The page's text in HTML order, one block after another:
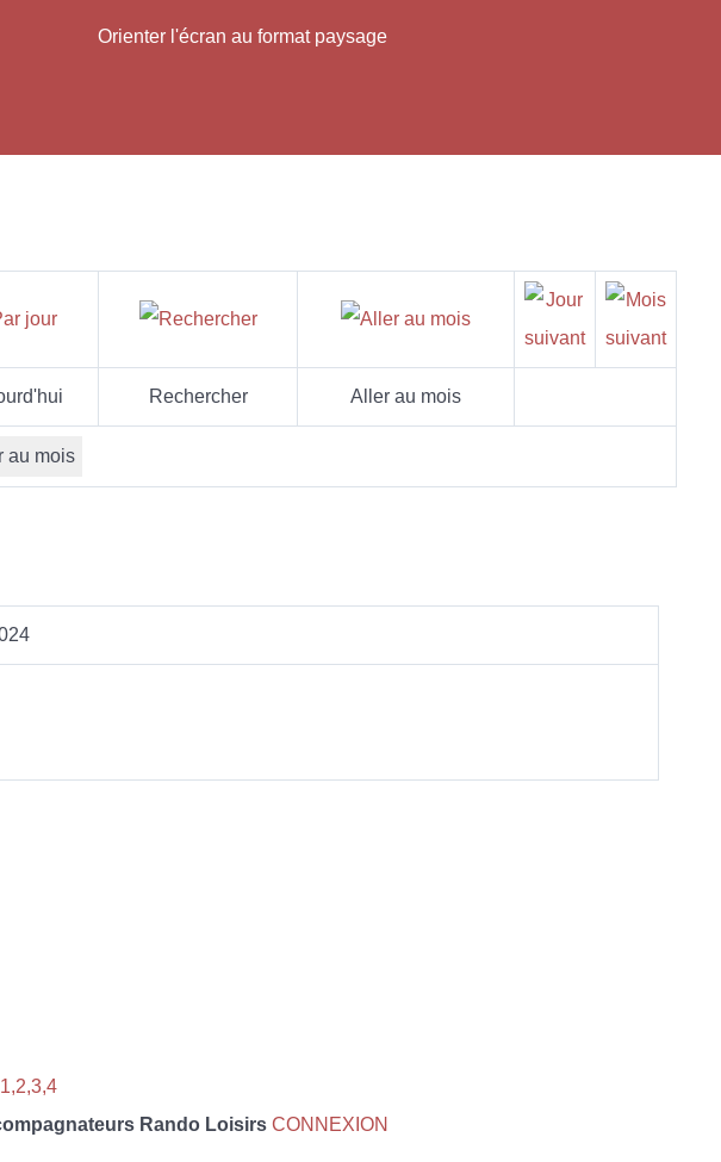
Orienter l'écran au format paysage
Rechercher Aller au mois
au mois
Rando Loisirs CONNEXION